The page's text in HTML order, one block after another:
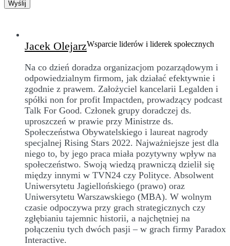
Wyślij
Jacek Olejarz
Na co dzień doradza organizacjom pozarządowym i
odpowiedzialnym firmom, jak działać efektywnie i
zgodnie z prawem. Założyciel kancelarii Legalden i
spółki non for profit Impactden, prowadzący podcast
Talk For Good. Członek grupy doradczej ds.
uproszczeń w prawie przy Ministrze ds.
Społeczeństwa Obywatelskiego i laureat nagrody
specjalnej Rising Stars 2022. Najważniejsze jest dla
niego to, by jego praca miała pozytywny wpływ na
społeczeństwo. Swoją wiedzą prawniczą dzielił się
między innymi w TVN24 czy Polityce. Absolwent
Uniwersytetu Jagiellońskiego (prawo) oraz
Uniwersytetu Warszawskiego (MBA). W wolnym
czasie odpoczywa przy grach strategicznych czy
zgłębianiu tajemnic historii, a najchętniej na
połączeniu tych dwóch pasji – w grach firmy Paradox
Interactive.
Wsparcie liderów i liderek społecznych